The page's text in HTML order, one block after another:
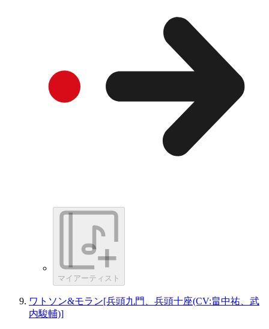
マイアーティスト
ワトソン&モラン[兵頭九門、兵頭十座(CV:畠中祐、武
内駿輔)]